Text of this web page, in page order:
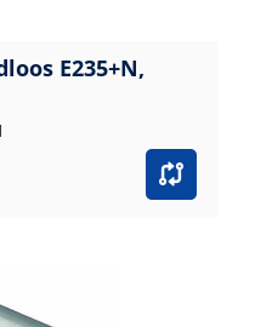
E235+N,